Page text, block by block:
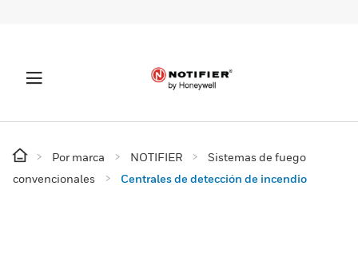
Por marca NOTIFIER
Sistemas de fuego
convencionales
Centrales de detección de incendio